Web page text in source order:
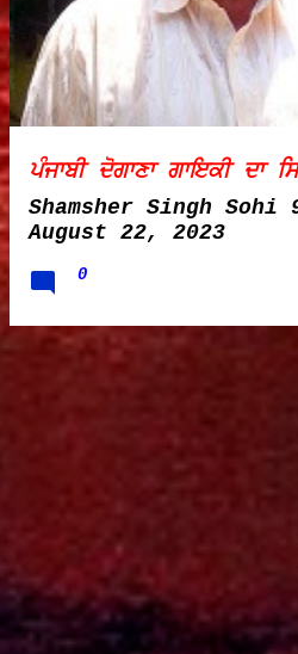
ਪੰਜਾਬੀ ਦੋਗਾਣਾ ਗਾਇਕੀ ਦਾ
Shamsher Singh Sohi
August 22, 2023
0